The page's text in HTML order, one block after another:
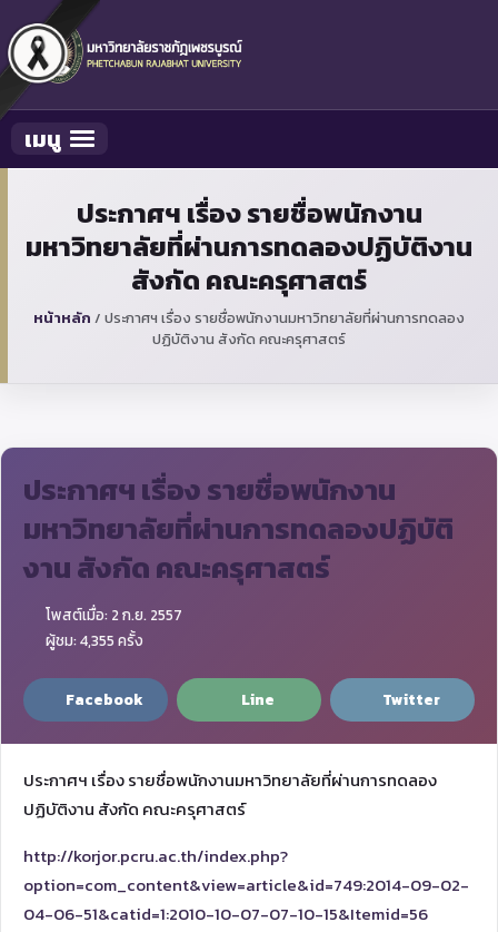
Toggle navigation
เมนู
ประกาศฯ เรื่อง รายชื่อพนักงาน
มหาวิทยาลัยที่ผ่านการทดลองปฏิบัติงาน
สังกัด คณะครุศาสตร์
หน้าหลัก / ประกาศฯ เรื่อง รายชื่อพนักงานมหาวิทยาลัยที่ผ่านการทดลอง
ปฏิบัติงาน สังกัด คณะครุศาสตร์
ประกาศฯ เรื่อง รายชื่อพนักงาน
มหาวิทยาลัยที่ผ่านการทดลองปฏิบัติ
งาน สังกัด คณะครุศาสตร์
โพสต์เมื่อ: 2 ก.ย. 2557
ผู้ชม: 4,355 ครั้ง
Facebook Line Twitter
ประกาศฯ เรื่อง รายชื่อพนักงานมหาวิทยาลัยที่ผ่านการทดลอง
ปฏิบัติงาน สังกัด คณะครุศาสตร์
http://korjor.pcru.ac.th/index.php?
option=com_content&view=article&id=749:2014-09-02-
04-06-51&catid=1:2010-10-07-07-10-15&Itemid=56